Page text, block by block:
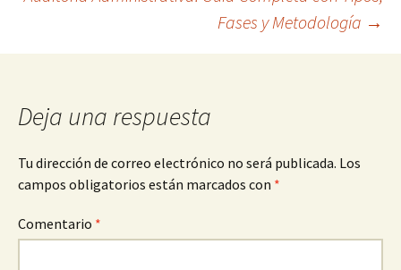
de
entradas
Fases y Metodología →
Deja una respuesta
Tu dirección de correo electrónico no será publicada. Los
campos obligatorios están marcados con *
Comentario *